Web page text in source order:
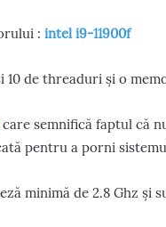
: intel i9-11900f
10 de threaduri și o
care semnifică faptul că
pentru a porni
minimă de 2.8 Ghz și